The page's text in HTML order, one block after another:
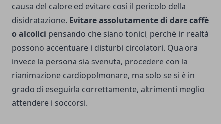
causa del calore ed evitare così il pericolo della
disidratazione. Evitare assolutamente di dare caffè
o alcolici pensando che siano toni­ci, perché in realtà
possono accentuare i disturbi circolatori. Qualora
invece la persona sia svenuta, procedere con la
rianimazione cardio­polmonare, ma solo se si è in
grado di eseguirla correttamente, altri­menti meglio
attendere i soccorsi.